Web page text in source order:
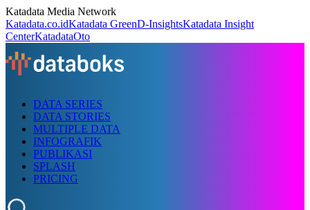
Katadata Media Network
Katadata.co.idKatadata GreenD-InsightsKatadata Insight
CenterKatadataOto
DATA SERIES
DATA STORIES
MULTIPLE DATA
INFOGRAFIK
PUBLIKASI
SPLASH
PRICING